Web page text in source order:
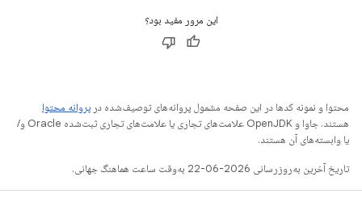
این مرور مفید بود؟
محتوا و نمونه کدها در این صفحه مشمول پروانه‌های توصیف‌شده در پروانه محتوا
هستند. جاوا و OpenJDK علامت‌های تجاری یا علامت‌های تجاری ثبت‌شده Oracle و/
یا وابسته‌های آن هستند.
تاریخ آخرین به‌روزرسانی 2026-06-22 به‌وقت ساعت هماهنگ جهانی.